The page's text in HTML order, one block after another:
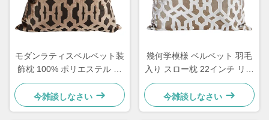
モダンラティスベルベット装
飾枕 100% ポリエステル フ
ェザーインサート付き
今雑談しなさい
幾何学模様 ベルベット 羽毛
入り スロー枕 22インチ リビ
ングルーム用 美しい柔らか
さ
今雑談しなさい